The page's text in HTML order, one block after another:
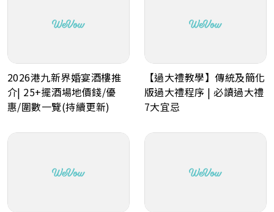
2026港九新界婚宴酒樓推
介| 25+擺酒場地價錢/優
惠/圍數一覽(持續更新)
【過大禮教學】傳統及簡化
版過大禮程序 | 必讀過大禮
7大宜忌